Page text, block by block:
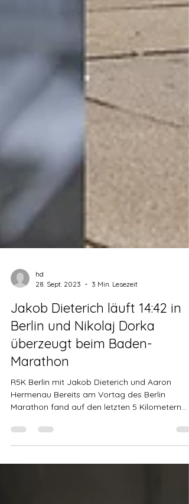
28. Sept. 2023
3 Min. Lesezeit
Jakob Dieterich läuft 14:42 in
Berlin und Nikolaj Dorka
überzeugt beim Baden-
Marathon
R5K Berlin mit Jakob Dieterich und Aaron
Marathon fand auf den letzten 5 Kilometern